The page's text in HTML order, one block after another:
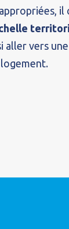
il
aller vers